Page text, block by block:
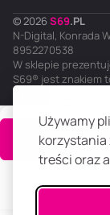
Używamy
korzystania
treści oraz
© 2026 S69.PL
N-Digital, Konrada
8952270538
W sklepie
S69® jest znakiem